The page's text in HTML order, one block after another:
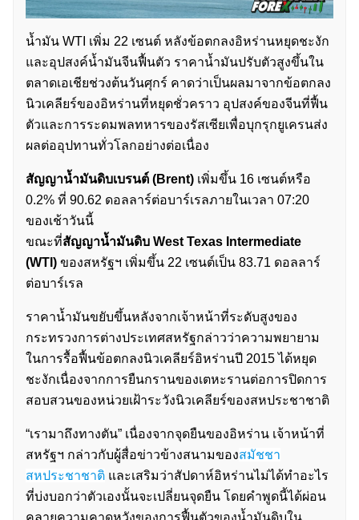
น้ำมัน WTI เพิ่ม 22 เซนต์ หลังข้อตกลงอิหร่านหยุดชะงัก
และอุปสงค์น้ำมันจีนฟื้นตัว ราคาน้ำมันปรับตัวสูงขึ้นใน
ตลาดเอเชียช่วงต้นวันศุกร์ คาดว่าเป็นผลมาจากข้อตกลง
นิวเคลียร์ของอิหร่านที่หยุดชั่วคราว อุปสงค์ของจีนที่ฟื้น
ตัวและการระดมพลทหารของรัสเซียเพื่อบุกรุกยูเครนส่ง
ผลต่ออุปทานทั่วโลกอย่างต่อเนื่อง
สัญญาน้ำมันดิบเบรนต์ (Brent) เพิ่มขึ้น 16 เซนต์หรือ
0.2% ที่ 90.62 ดอลลาร์ต่อบาร์เรลภายในเวลา 07:20
ของเช้าวันนี้
ขณะที่สัญญาน้ำมันดิบ West Texas Intermediate
(WTI) ของสหรัฐฯ เพิ่มขึ้น 22 เซนต์เป็น 83.71 ดอลลาร์
ต่อบาร์เรล
ราคาน้ำมันขยับขึ้นหลังจากเจ้าหน้าที่ระดับสูงของ
กระทรวงการต่างประเทศสหรัฐกล่าวว่าความพยายาม
ในการรื้อฟื้นข้อตกลงนิวเคลียร์อิหร่านปี 2015 ได้หยุด
ชะงักเนื่องจากการยืนกรานของเตหะรานต่อการปิดการ
สอบสวนของหน่วยเฝ้าระวังนิวเคลียร์ของสหประชาชาติ
“เรามาถึงทางตัน” เนื่องจากจุดยืนของอิหร่าน เจ้าหน้าที่
สหรัฐฯ กล่าวกับผู้สื่อข่าวข้างสนามของสมัชชา
สหประชาชาติ และเสริมว่าสัปดาห์อิหร่านไม่ได้ทำอะไร
ที่บ่งบอกว่าตัวเองนั้นจะเปลี่ยนจุดยืน โดยคำพูดนี้ได้ผ่อน